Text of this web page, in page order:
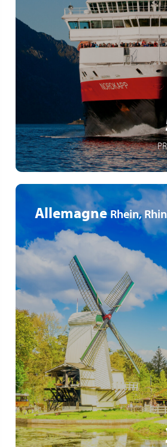
klassische
Mythos
Fjordlandschaft Norwegens
EN SAVOIR +
Allemagne Rhein, Rhin
Viva All-Inclusive
Amsterdam über
Moderne
EN SAVOIR +